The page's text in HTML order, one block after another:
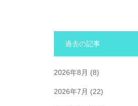
過去の記事
2026年8月 (8)
2026年7月 (22)